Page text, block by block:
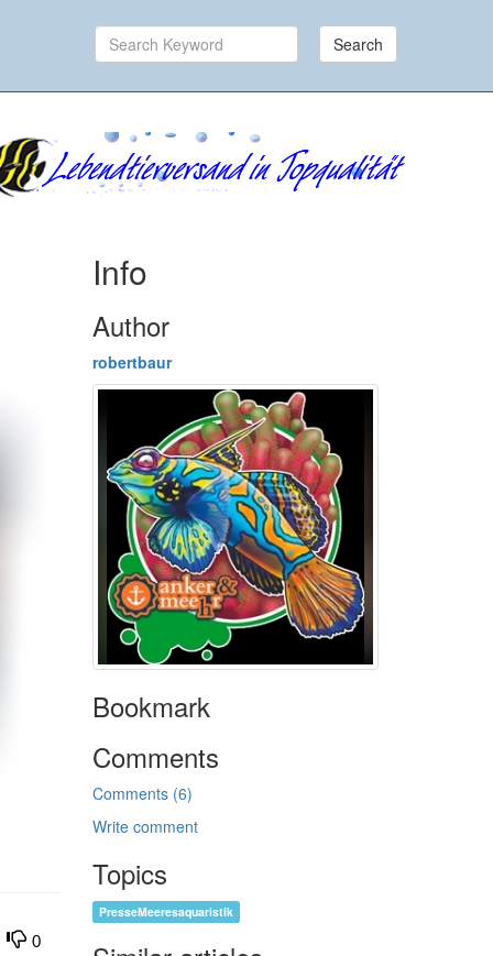
Search
0
Info
Author
robertbaur
Bookmark
Comments
Comments (6)
Write comment
Topics
PresseMeeresaquaristik